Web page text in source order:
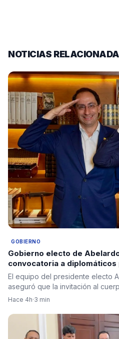
NOTICIAS
GOBIERNO
Gobierno electo de
convocatoria a
criterios políticos
El equipo del presidente electo
aseguró que la invitación al
Hace 4h·3 min